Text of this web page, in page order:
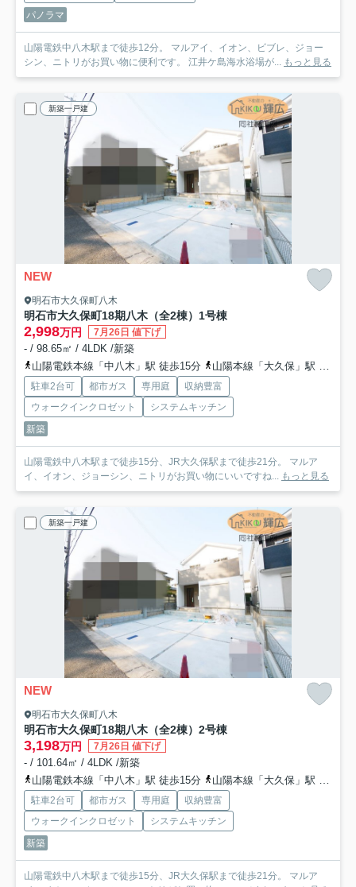
パノラマ
山陽電鉄中八木駅まで徒歩12分。 マルアイ、イオン、ビブレ、ジョー
シン、ニトリがお買い物に便利です。 江井ケ島海水浴場が... もっと見る
新築一戸建
NEW
明石市大久保町八木
明石市大久保町18期八木（全2棟）1号棟
2,998万円 7月26日 値下げ
- / 98.65㎡ / 4LDK /新築
山陽電鉄本線「中八木」駅 徒歩15分
山陽本線「大久保」駅 徒歩21分
駐車2台可 都市ガス 専用庭
収納豊富
ウォークインクロゼット
システムキッチン
新築
山陽電鉄中八木駅まで徒歩15分、JR大久保駅まで徒歩21分。 マルア
イ、イオン、ジョーシン、ニトリがお買い物にいいですね... もっと見る
新築一戸建
NEW
明石市大久保町八木
明石市大久保町18期八木（全2棟）2号棟
3,198万円 7月26日 値下げ
- / 101.64㎡ / 4LDK /新築
山陽電鉄本線「中八木」駅 徒歩15分
山陽本線「大久保」駅 徒歩21分
駐車2台可 都市ガス 専用庭
収納豊富
ウォークインクロゼット
システムキッチン
新築
山陽電鉄中八木駅まで徒歩15分、JR大久保駅まで徒歩21分。 マルア